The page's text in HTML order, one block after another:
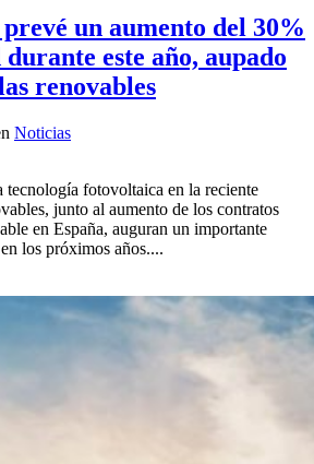
un aumento del 30%
este año, aupado
renovables
Noticias
fotovoltaica en la reciente
junto al aumento de los contratos
en España, auguran un importante
los próximos años....